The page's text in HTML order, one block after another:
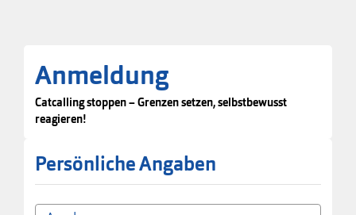
Anmeldung
Catcalling stoppen – Grenzen setzen, selbstbewusst
reagieren!
Persönliche Angaben